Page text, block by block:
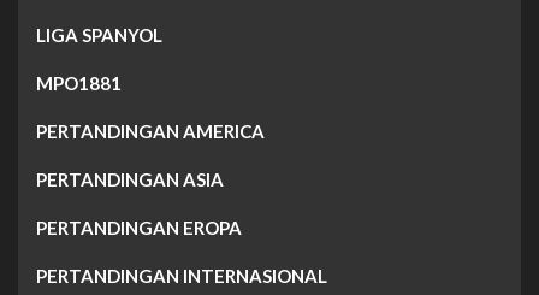
LIGA SPANYOL
MPO1881
PERTANDINGAN AMERICA
PERTANDINGAN ASIA
PERTANDINGAN EROPA
PERTANDINGAN INTERNASIONAL